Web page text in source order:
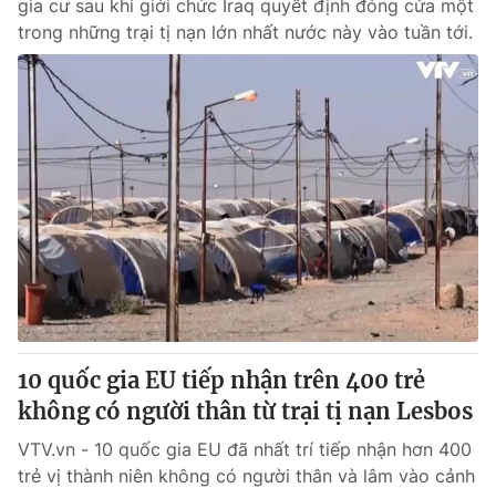
THỜI BÁO VTV
Theo dõi báo trên
Cơ quan chủ quản:Đài Truyền hình Việt Nam
Cơ quan báo chí:
Thời báo VTV
Giấy phép hoạt động báo in và báo điện tử số 483/GP-BTTTT
cấp ngày 29/12/2023
Tổng Biên tập:Vũ Thanh Thủy
Phó Tổng Biên tập:Nguyễn Thị Mỹ Hạnh, Phạm Quốc Thắng,
Nguyễn Trọng Ninh
024.38 355 931 - 024.38 355 932
Ðiện thoại Thời báo VTV: 024.66 897 897
gia cư sau khi giới chức Iraq quyết định đóng cửa một
trong những trại tị nạn lớn nhất nước này vào tuần tới.
10 quốc gia EU tiếp nhận trên 400 trẻ
không có người thân từ trại tị nạn Lesbos
VTV.vn - 10 quốc gia EU đã nhất trí tiếp nhận hơn 400
trẻ vị thành niên không có người thân và lâm vào cảnh